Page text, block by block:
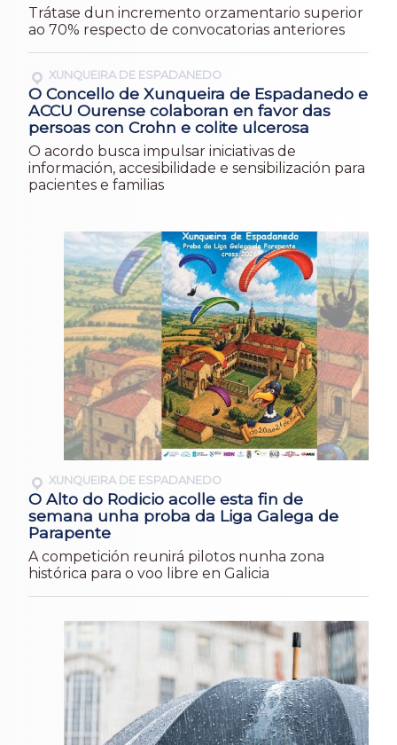
Trátase dun incremento orzamentario superior
ao 70% respecto de convocatorias anteriores
XUNQUEIRA DE ESPADANEDO
O Concello de Xunqueira de Espadanedo e
ACCU Ourense colaboran en favor das
persoas con Crohn e colite ulcerosa
O acordo busca impulsar iniciativas de
información, accesibilidade e sensibilización para
pacientes e familias
XUNQUEIRA DE ESPADANEDO
O Alto do Rodicio acolle esta fin de
semana unha proba da Liga Galega de
Parapente
A competición reunirá pilotos nunha zona
histórica para o voo libre en Galicia